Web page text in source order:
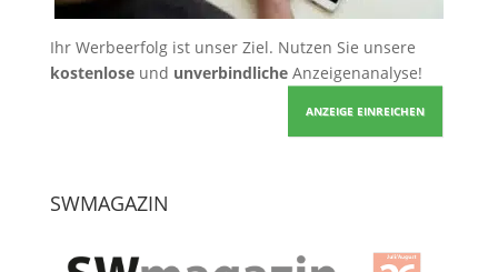
Ihr Werbeerfolg ist unser Ziel. Nutzen Sie unsere
kostenloseund unverbindlicheAnzeigenanalyse!
ANZEIGE EINREICHEN
SWMAGAZIN